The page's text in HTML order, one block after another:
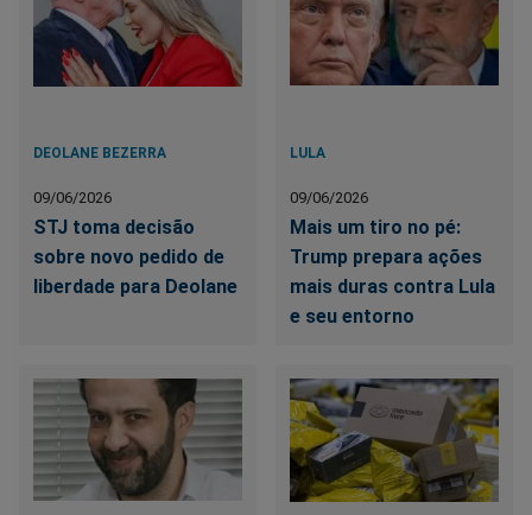
DEOLANE BEZERRA
09/06/2026
STJ toma decisão
sobre novo pedido de
liberdade para Deolane
LULA
09/06/2026
Mais um tiro no pé:
Trump prepara ações
mais duras contra Lula
e seu entorno